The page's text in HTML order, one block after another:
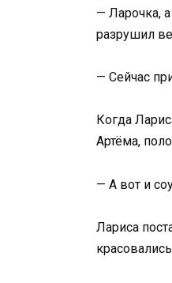
— Ларочка,
разрушил
— Сейчас
Когда
Артёма,
— А вот и
Лариса